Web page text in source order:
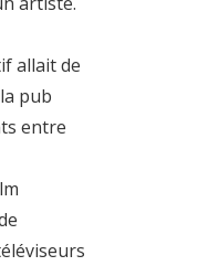
allait de
pub
entre